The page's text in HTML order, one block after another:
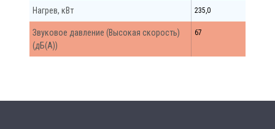
Нагрев, кВт 235,0
Звуковое давление (Высокая скорость)
(дБ(А))
67